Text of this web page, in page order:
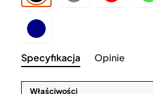
Specyfikacja Opinie
Właściwości